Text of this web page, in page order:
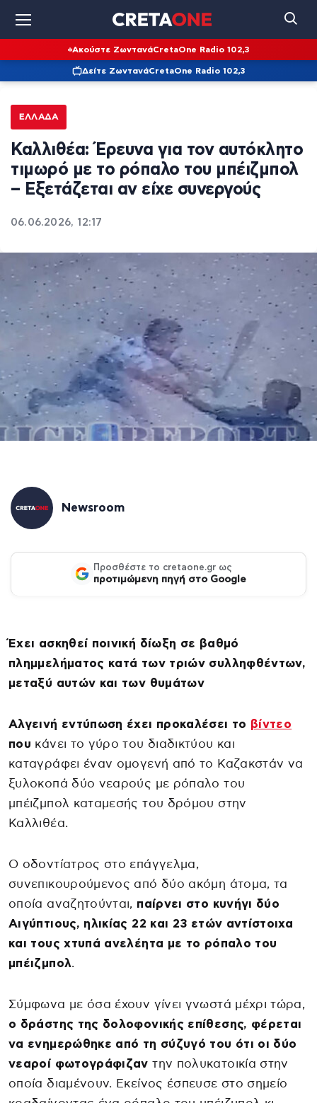
Ακούστε ΖωντανάCretaOne Radio 102,3
Δείτε ΖωντανάCretaOne Radio 102,3
ΕΛΛΆΔΑ
Καλλιθέα: Έρευνα για τον αυτόκλητο
τιμωρό με το ρόπαλο του μπέιζμπολ
– Εξετάζεται αν είχε συνεργούς
06.06.2026, 12:17
Newsroom
Προσθέστε το cretaone.gr ως
προτιμώμενη πηγή στο Google
Έχει ασκηθεί ποινική δίωξη σε βαθμό
πλημμελήματος κατά των τριών συλληφθέντων,
μεταξύ αυτών και των θυμάτων
Αλγεινή εντύπωση έχει προκαλέσει το βίντεο
που κάνει το γύρο του διαδικτύου και
καταγράφει έναν ομογενή από το Καζακστάν να
ξυλοκοπά δύο νεαρούς με ρόπαλο του
μπέιζμπολ καταμεσής του δρόμου στην
Καλλιθέα.
Ο οδοντίατρος στο επάγγελμα,
συνεπικουρούμενος από δύο ακόμη άτομα, τα
οποία αναζητούνται, παίρνει στο κυνήγι δύο
Αιγύπτιους, ηλικίας 22 και 23 ετών αντίστοιχα
και τους χτυπά ανελέητα με το ρόπαλο του
μπέιζμπολ.
Σύμφωνα με όσα έχουν γίνει γνωστά μέχρι τώρα,
ο δράστης της δολοφονικής επίθεσης, φέρεται
να ενημερώθηκε από τη σύζυγό του ότι οι δύο
νεαροί φωτογράφιζαν την πολυκατοικία στην
οποία διαμένουν. Εκείνος έσπευσε στο σημείο